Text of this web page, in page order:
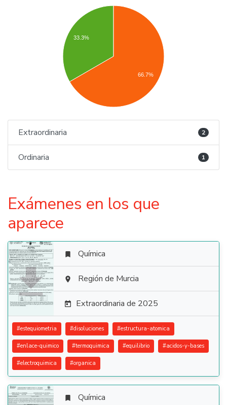
33.3%
66.7%
Extraordinaria 2
Ordinaria 1
Exámenes en los que
aparece

 Química
 Región de Murcia
 Extraordinaria de 2025
#estequiometria #disoluciones #estructura-atomica
#enlace-quimico #termoquimica #equilibrio #acidos-y-bases
#electroquimica #organica
 Química